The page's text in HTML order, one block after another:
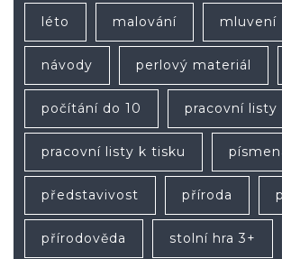
léto malování mluvení
návody perlový materiál
počítání do 10 pracovní listy
pracovní listy k tisku
představivost příroda
přírodověda stolní hra 3+